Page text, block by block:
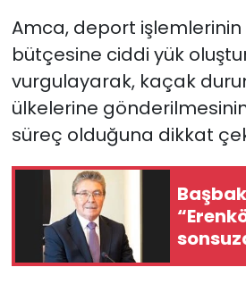
Amca, deport
bütçesine ciddi yük
vurgulayarak, kaçak
ülkelerine
süreç olduğuna dikkat